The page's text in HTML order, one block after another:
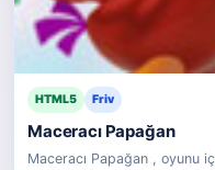
HTML5 Friv
Maceracı Papağan
Maceracı Papağan , oyunu